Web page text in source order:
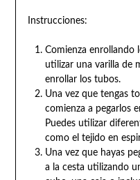
Instrucciones:
Comienza enrollando
utilizar una varilla de
enrollar los tubos.
Una vez que tengas
comienza a pegarlos
Puedes utilizar
como el tejido en
Una vez que hayas
a la cesta utilizando